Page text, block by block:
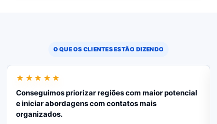
O QUE OS CLIENTES ESTÃO DIZENDO
★★★★★
Conseguimos priorizar regiões com maior potencial
e iniciar abordagens com contatos mais
organizados.